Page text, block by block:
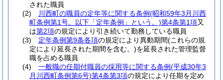
された職員
(2)
川西町の職員の定年等に関する条例(昭和59年3月川西
町条例第1号。以下「定年条例」という。)第4条第1項又
は第2項の規定により引き続いて勤務している職員
(3)
定年条例第9条各項の規定により異動期間(これらの規
定により延長された期間を含む。)を延長された管理監督
職を占める職員
(4)
一般職の任期付職員の採用等に関する条例(平成30年3
月川西町条例第6号)第4条第3項の規定により任期を定め